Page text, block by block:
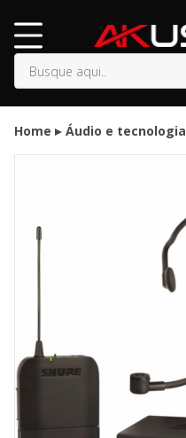
Home Áudio e tecnologia